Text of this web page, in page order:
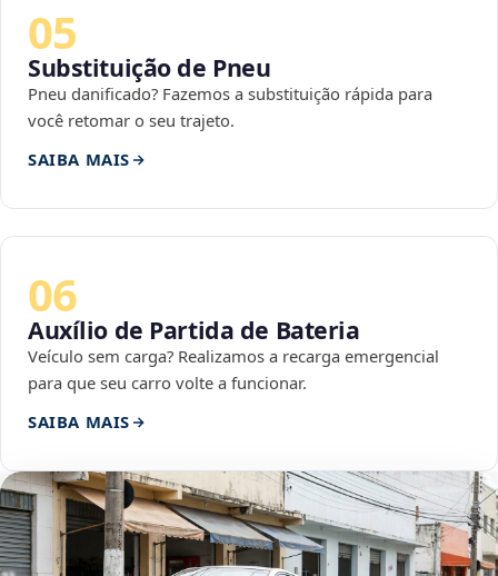
05
Substituição de Pneu
Pneu danificado? Fazemos a substituição rápida para
você retomar o seu trajeto.
SAIBA MAIS
06
Auxílio de Partida de Bateria
Veículo sem carga? Realizamos a recarga emergencial
para que seu carro volte a funcionar.
SAIBA MAIS